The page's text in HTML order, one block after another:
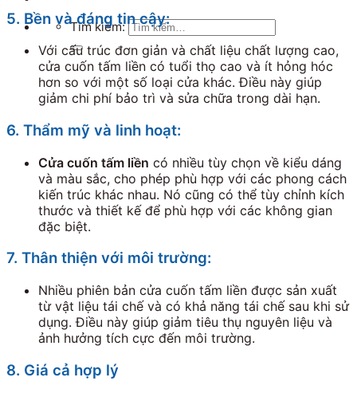
Tìm kiếm:
5. Bền và đáng tin cậy:
Với cấu trúc đơn giản và chất liệu chất lượng cao,
cửa cuốn tấm liền có tuổi thọ cao và ít hỏng hóc
hơn so với một số loại cửa khác. Điều này giúp
giảm chi phí bảo trì và sửa chữa trong dài hạn.
6. Thẩm mỹ và linh hoạt:
Cửa cuốn tấm liền có nhiều tùy chọn về kiểu dáng
và màu sắc, cho phép phù hợp với các phong cách
kiến trúc khác nhau. Nó cũng có thể tùy chỉnh kích
thước và thiết kế để phù hợp với các không gian
đặc biệt.
7. Thân thiện với môi trường:
Nhiều phiên bản cửa cuốn tấm liền được sản xuất
từ vật liệu tái chế và có khả năng tái chế sau khi sử
dụng. Điều này giúp giảm tiêu thụ nguyên liệu và
ảnh hưởng tích cực đến môi trường.
8. Giá cả hợp lý